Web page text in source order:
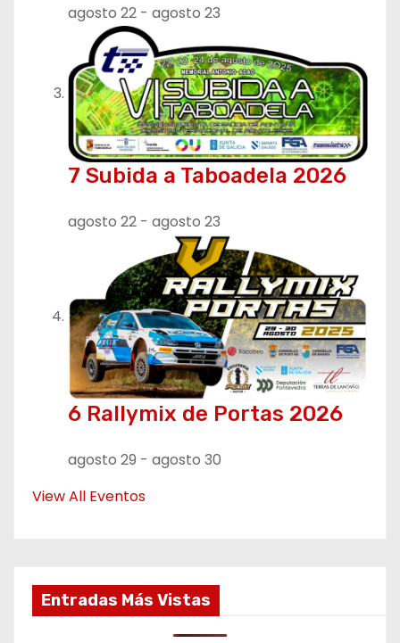
agosto 22 - agosto 23
7 Subida a Taboadela 2026
agosto 22 - agosto 23
6 Rallymix de Portas 2026
agosto 29 - agosto 30
View All Eventos
Entradas Más Vistas